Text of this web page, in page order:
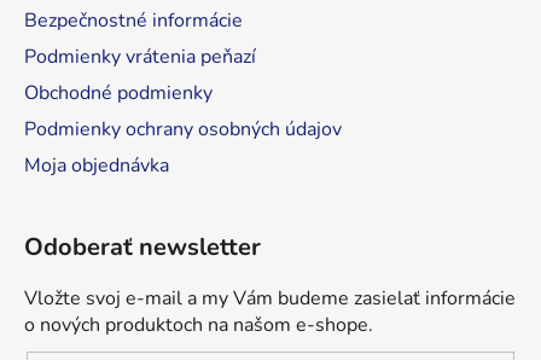
Bezpečnostné informácie
Podmienky vrátenia peňazí
Obchodné podmienky
Podmienky ochrany osobných údajov
Moja objednávka
Odoberať newsletter
Vložte svoj e-mail a my Vám budeme zasielať informácie
o nových produktoch na našom e-shope.